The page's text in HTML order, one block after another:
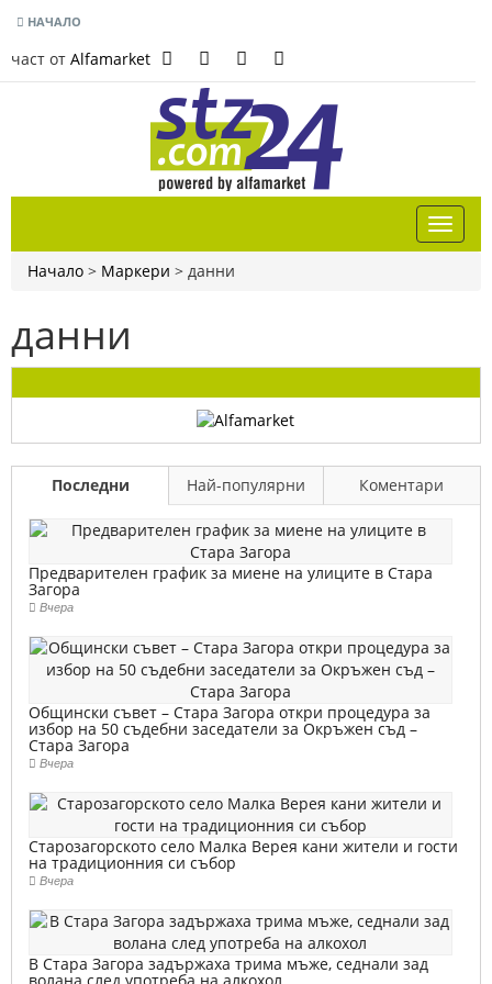
НАЧАЛО
част от Alfamarket
Начало > Маркери > данни
данни
Последни Най-популярни Коментари
Предварителен график за миене на улиците в Стара
Загора
Вчера
Общински съвет – Стара Загора откри процедура за
избор на 50 съдебни заседатели за Окръжен съд –
Стара Загора
Вчера
Старозагорското село Малка Верея кани жители и гости
на традиционния си събор
Вчера
В Стара Загора задържаха трима мъже, седнали зад